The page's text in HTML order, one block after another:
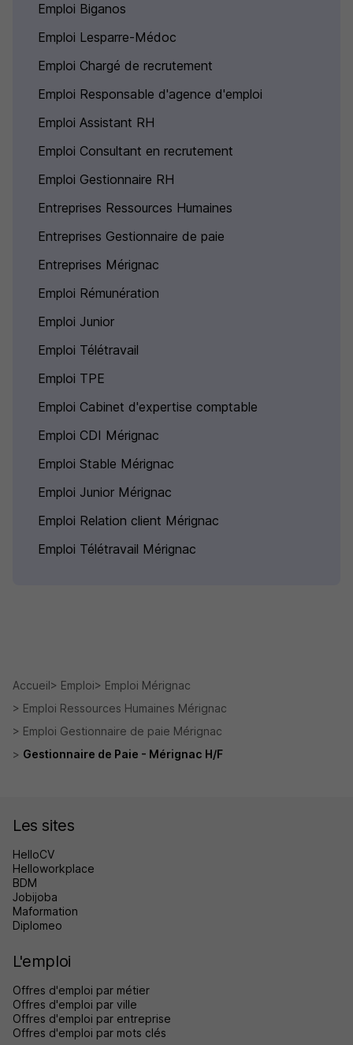
Emploi Biganos
Emploi Lesparre-Médoc
Emploi Chargé de recrutement
Emploi Responsable d'agence d'emploi
Emploi Assistant RH
Emploi Consultant en recrutement
Emploi Gestionnaire RH
Entreprises Ressources Humaines
Entreprises Gestionnaire de paie
Entreprises Mérignac
Emploi Rémunération
Emploi Junior
Emploi Télétravail
Emploi TPE
Emploi Cabinet d'expertise comptable
Emploi CDI Mérignac
Emploi Stable Mérignac
Emploi Junior Mérignac
Emploi Relation client Mérignac
Emploi Télétravail Mérignac
Accueil Emploi
Emploi Mérignac
Emploi Ressources Humaines Mérignac
Emploi Gestionnaire de paie Mérignac
Gestionnaire de Paie - Mérignac H/F
Les sites
HelloCV
Helloworkplace
BDM
Jobijoba
Maformation
Diplomeo
L'emploi
Offres d'emploi par métier
Offres d'emploi par ville
Offres d'emploi par entreprise
Offres d'emploi par mots clés